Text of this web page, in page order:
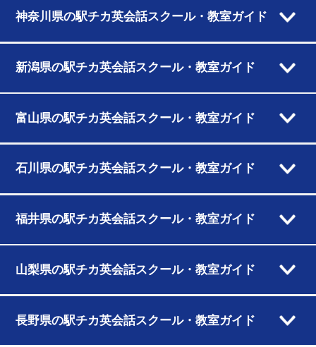
神奈川県の駅チカ英会話スクール・教室ガイド
新潟県の駅チカ英会話スクール・教室ガイド
富山県の駅チカ英会話スクール・教室ガイド
石川県の駅チカ英会話スクール・教室ガイド
福井県の駅チカ英会話スクール・教室ガイド
山梨県の駅チカ英会話スクール・教室ガイド
長野県の駅チカ英会話スクール・教室ガイド